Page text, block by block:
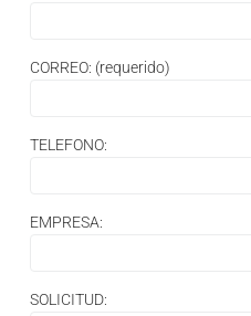
CORREO: (requerido)
TELEFONO:
EMPRESA:
SOLICITUD: